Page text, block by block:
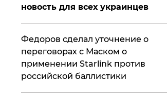
новость для всех украинцев
Федоров сделал уточнение о
переговорах с Маском о
применении Starlink против
российской баллистики